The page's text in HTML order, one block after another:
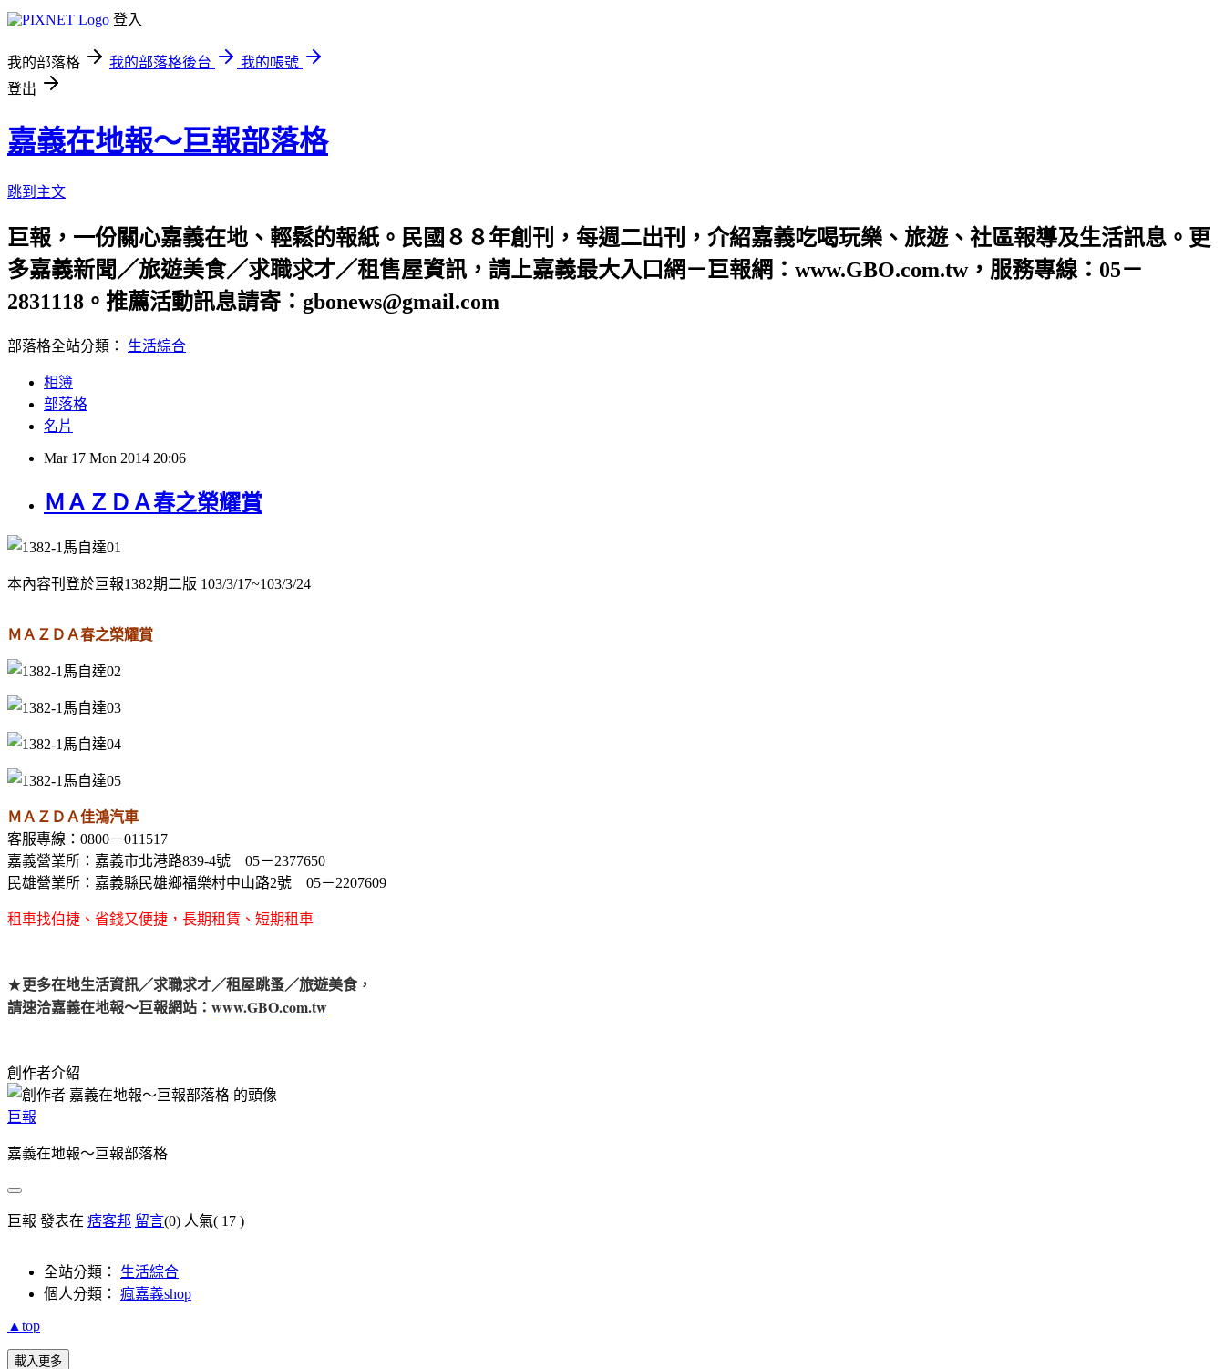
登入
我的部落格 我的部落格後台
我的帳號
登出
嘉義在地報～巨報部落格
跳到主文
巨報，一份關心嘉義在地、輕鬆的報紙。民國８８年創刊，每週二出刊，介紹嘉義吃喝玩樂、旅遊、社區報導及生活訊息。更
多嘉義新聞／旅遊美食／求職求才／租售屋資訊，請上嘉義最大入口網－巨報網：www.GBO.com.tw，服務專線：05－
2831118。推薦活動訊息請寄：gbonews@gmail.com
部落格全站分類： 生活綜合
相簿
部落格
名片
Mar 17 Mon 2014 20:06
ＭＡＺＤＡ春之榮耀賞
本內容刊登於巨報1382期二版 103/3/17~103/3/24
ＭＡＺＤＡ春之榮耀賞
ＭＡＺＤＡ佳鴻汽車
客服專線：0800－011517
嘉義營業所：嘉義市北港路839-4號 05－2377650
民雄營業所：嘉義縣民雄鄉福樂村中山路2號 05－2207609
租車找伯捷、省錢又便捷，長期租賃、短期租車
★更多在地生活資訊／求職求才／租屋跳蚤／旅遊美食，
請速洽嘉義在地報～巨報網站： www.GBO.com.tw
創作者介紹
巨報
嘉義在地報～巨報部落格
巨報 發表在 痞客邦 留言(0) 人氣( 17 )
全站分類： 生活綜合
個人分類： 瘋嘉義shop
▲top
載入更多